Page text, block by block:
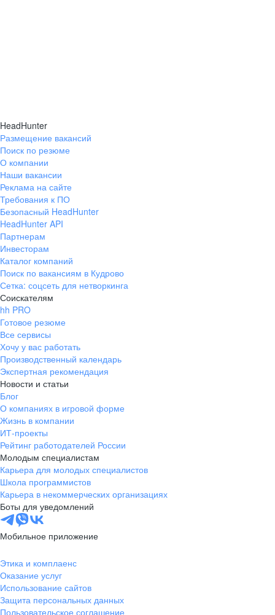
HeadHunter
Размещение вакансий
Поиск по резюме
О компании
Наши вакансии
Реклама на сайте
Требования к ПО
Безопасный HeadHunter
HeadHunter API
Партнерам
Инвесторам
Каталог компаний
Поиск по вакансиям в Кудрово
Сетка: соцсеть для нетворкинга
Соискателям
hh PRO
Готовое резюме
Все сервисы
Хочу у вас работать
Производственный календарь
Экспертная рекомендация
Новости и статьи
Блог
О компаниях в игровой форме
Жизнь в компании
ИТ-проекты
Рейтинг работодателей России
Молодым специалистам
Карьера для молодых специалистов
Школа программистов
Карьера в некоммерческих организациях
Боты для уведомлений
Мобильное приложение
Этика и комплаенс
Оказание услуг
Использование сайтов
Защита персональных данных
Пользовательское соглашение